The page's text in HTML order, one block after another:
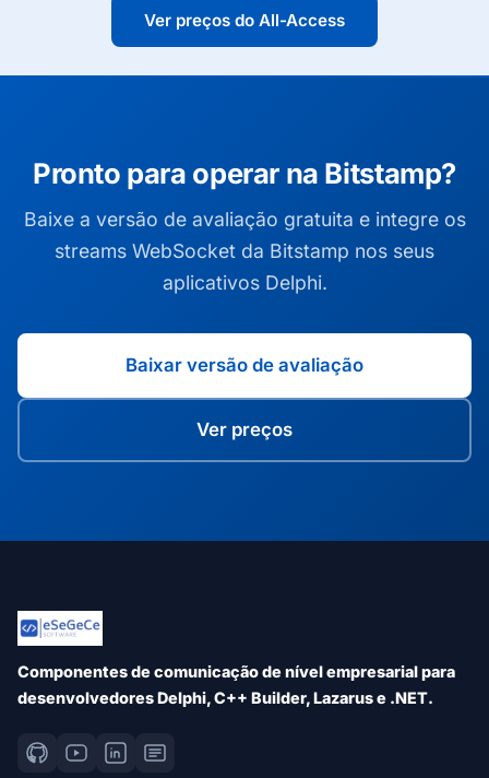
Ver preços do All-Access
Pronto para operar na Bitstamp?
Baixe a versão de avaliação gratuita e integre os
streams WebSocket da Bitstamp nos seus
aplicativos Delphi.
Baixar versão de avaliação
Ver preços
Componentes de comunicação de nível empresarial para
desenvolvedores Delphi, C++ Builder, Lazarus e .NET.